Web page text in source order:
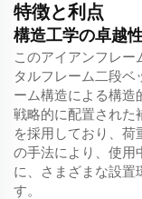
特徴と利点
構造工学の卓越
このアイアンフレー
タルフレーム二段ベ
ーム構造による構造
戦略的に配置された
を採用しており、荷
の手法により、使用
に、さまざまな設置
す。